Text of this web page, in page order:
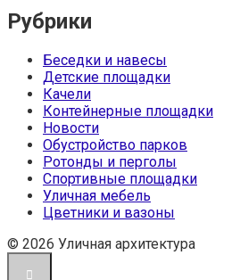
Рубрики
Беседки и навесы
Детские площадки
Качели
Контейнерные площадки
Новости
Обустройство парков
Ротонды и перголы
Спортивные площадки
Уличная мебель
Цветники и вазоны
© 2026 Уличная архитектура